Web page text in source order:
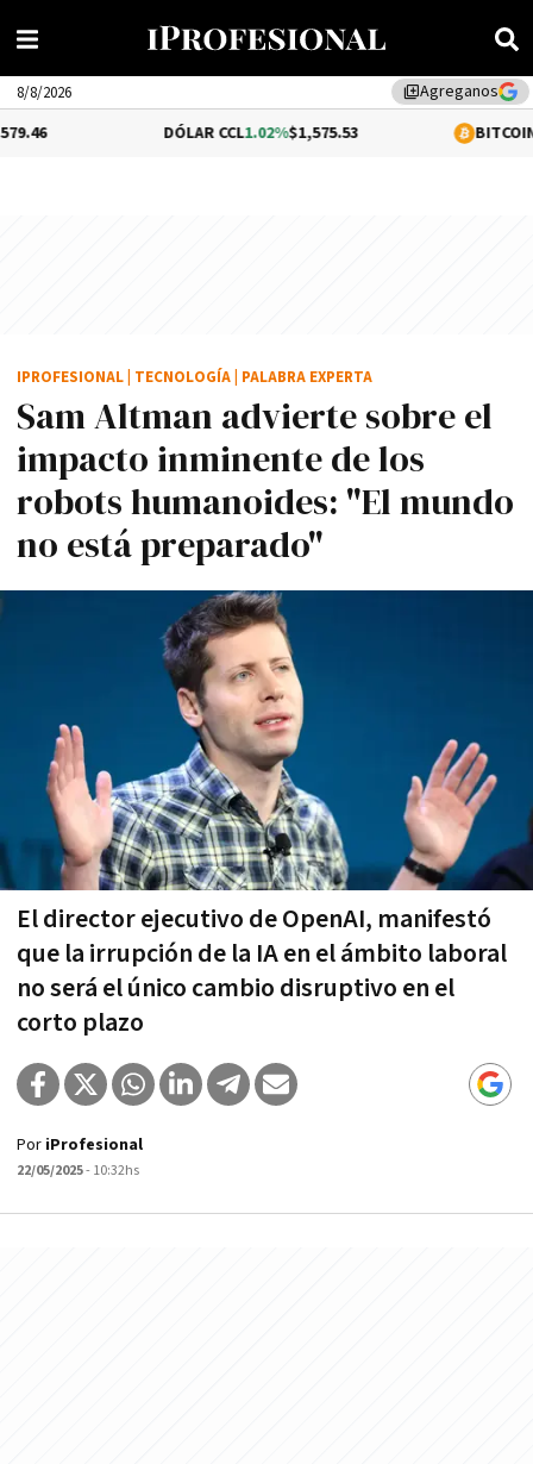
library_addAgreganos
8/8/2026
1.02%$1,575.53 -0.46%
Sam Altman advierte sobre el
impacto inminente de los
robots humanoides: "El mundo
no está preparado"
El director ejecutivo de OpenAI, manifestó
que la irrupción de la IA en el ámbito laboral
no será el único cambio disruptivo en el
corto plazo
IPROFESIONAL TECNOLOGÍA PALABRA EXPERTA
Por iProfesional
22/05/2025- 10:32hs